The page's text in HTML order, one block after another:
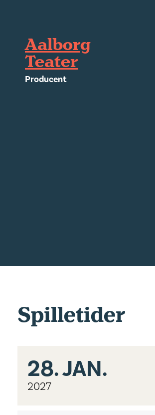
Aalborg
Teater
Producent
Spilletider
28.JAN.
2027